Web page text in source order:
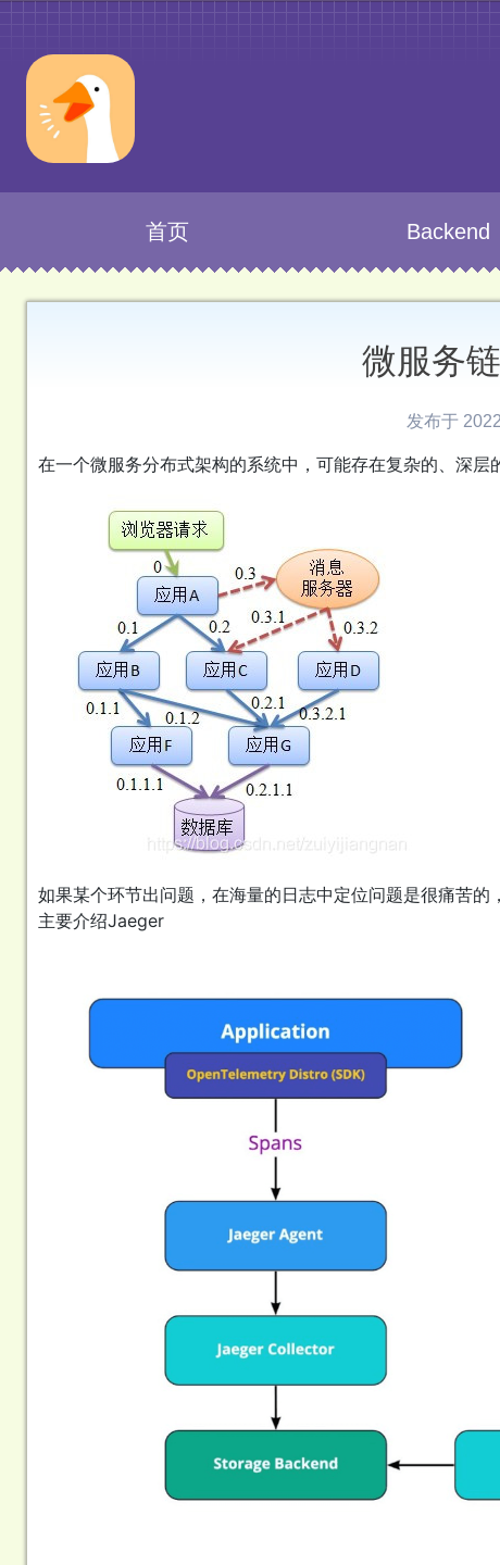
首页 Backend
微服务
发布于
在一个微服务分布式架构的系统中，可能存在复杂的、深层
如果某个环节出问题，在海量的日志中定位问题是很痛苦
主要介绍Jaeger